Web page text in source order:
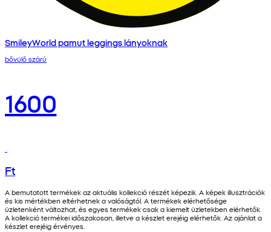
SmileyWorld pamut leggings lányoknak
bővülő szárú
1600
Ft
A bemutatott termékek az aktuális kollekció részét képezik. A képek illusztrációk
és kis mértékben eltérhetnek a valóságtól. A termékek elérhetősége
üzletenként változhat, és egyes termékek csak a kiemelt üzletekben elérhetők.
A kollekció termékei időszakosan, illetve a készlet erejéig elérhetők. Az ajánlat a
készlet erejéig érvényes.